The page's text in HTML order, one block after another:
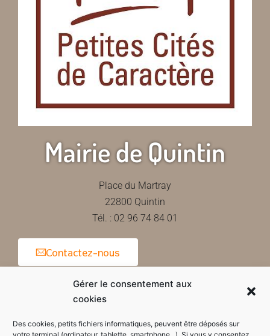
Gérer le consentement aux
cookies
Des cookies, petits fichiers informatiques, peuvent être déposés sur
Mairie de Quintin
Place du Martray
22800 Quintin
Tél. : 02 96 74 84 01
Contactez-nous
Horaires d'ouverture de la mairie